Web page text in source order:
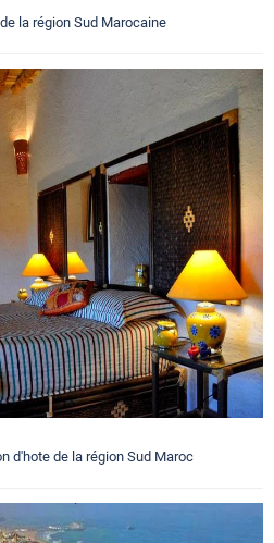
la région Sud Marocaine
d'hote de la région Sud Maroc